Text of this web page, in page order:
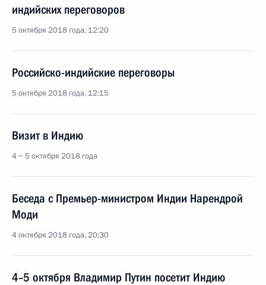
индийских переговоров
5 октября 2018 года, 12:20
Российско-индийские переговоры
5 октября 2018 года, 12:15
Визит в Индию
4 − 5 октября 2018 года
Беседа с Премьер-министром Индии Нарендрой
Моди
4 октября 2018 года, 20:30
4–5 октября Владимир Путин посетит Индию